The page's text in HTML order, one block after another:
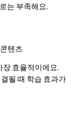
는 부족해요.
텐츠
장 효율적이에요.
될 때 학습 효과가